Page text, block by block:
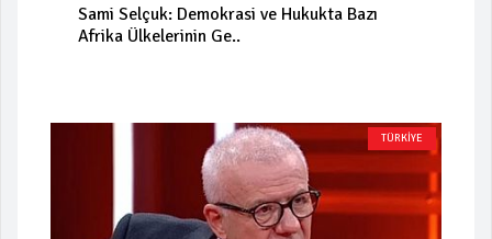
Sami Selçuk: Demokrasi ve Hukukta Bazı
Afrika Ülkelerinin Ge..
TÜRKİYE